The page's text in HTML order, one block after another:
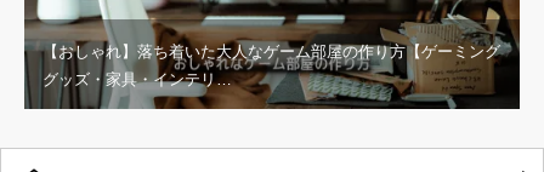
【おしゃれ】落ち着いた大人なゲーム部屋の作り方【ゲーミング
グッズ・家具・インテリ…